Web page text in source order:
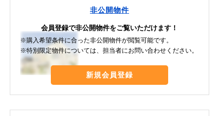
非公開物件
会員登録で非公開物件をご覧いただけます！
※購入希望条件に合った非公開物件が閲覧可能です。
※特別限定物件については、担当者にお問い合わせください。
新規会員登録